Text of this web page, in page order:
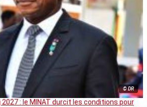
© DR
2027 : le MINAT durcit les conditions pour